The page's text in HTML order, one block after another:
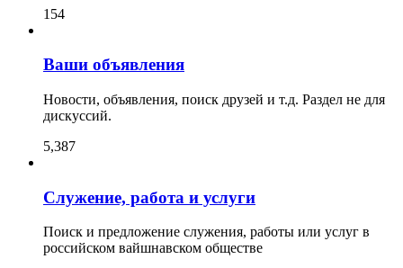
154
Ваши объявления
Новости, объявления, поиск друзей и т.д. Раздел не для
дискуссий.
5,387
Служение, работа и услуги
Поиск и предложение служения, работы или услуг в
российском вайшнавском обществе